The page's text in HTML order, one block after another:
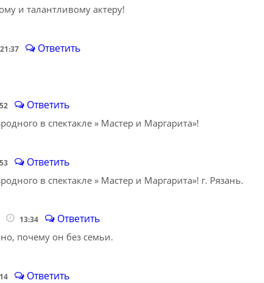
и талантливому актеру!
21:37 Ответить
Ответить
в спектакле » Мастер и Маргарита»!
Ответить
в спектакле » Мастер и Маргарита»! г. Рязань.
13:34 Ответить
почему он без семьи.
Ответить